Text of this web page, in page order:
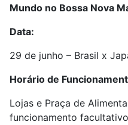
Mundo no Bossa Nova
Data:
29 de junho – Brasil x
Horário de
Lojas e Praça de
funcionamento